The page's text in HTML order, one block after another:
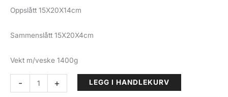
Oppslått 15X20X14cm
Sammenslått 15X20X4cm
Vekt m/veske 1400g
-
Grillboks
Firebox
+ LEGG I HANDLEKURV